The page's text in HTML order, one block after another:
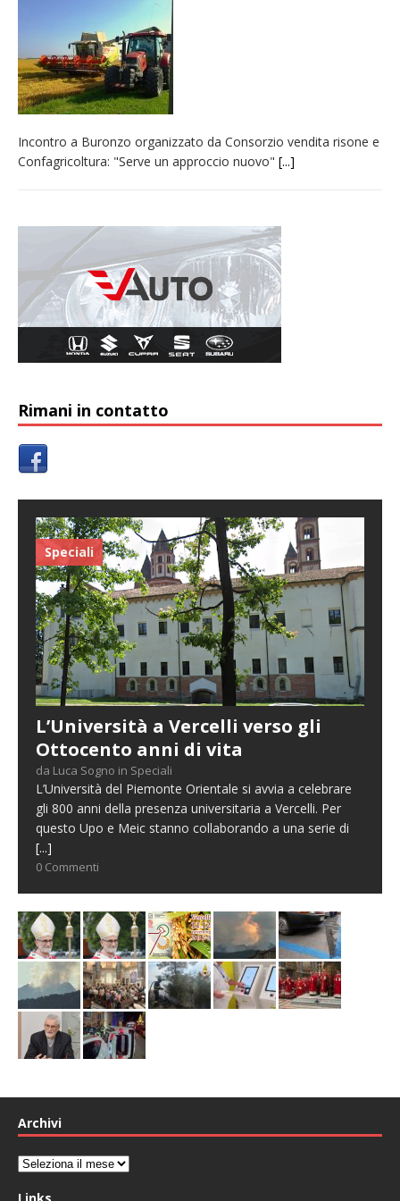
Nuovo fronte delle fiamme: vasto incendio
alle pendici del Monte Barone
Centinaia di vercellesi a Oropa per il
pellegrinaggio diocesano
Intervento dei vigili del fuoco per un
incendio di sterpaglie a Caresanablot
Dieci anni fa l’ingresso a Vercelli
Incontro a Buronzo organizzato da Consorzio vendita risone e
Confagricoltura: "Serve un approccio nuovo" [...]
Rimani in contatto
Speciali
L’Università a Vercelli verso gli
Ottocento anni di vita
da Luca Sogno in Speciali
L’Università del Piemonte Orientale si avvia a celebrare
gli 800 anni della presenza universitaria a Vercelli. Per
questo Upo e Meic stanno collaborando a una serie di
[...]
0 Commenti
Archivi
Archivi